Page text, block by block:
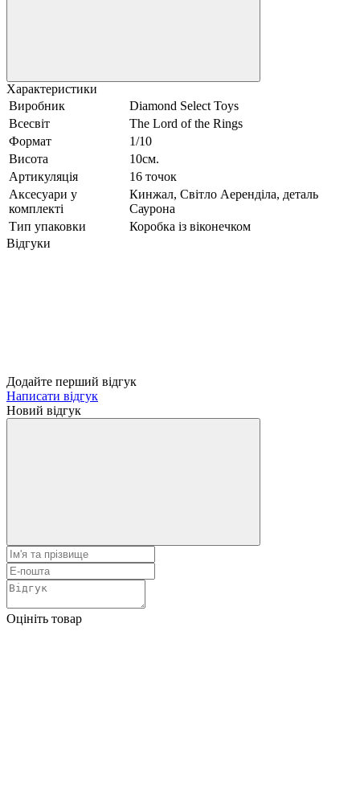
Характеристики
Виробник
Diamond Select Toys
Всесвіт
The Lord of the Rings
Формат
1/10
Висота
10см.
Артикуляція
16 точок
Аксесуари у
комплекті
Кинжал, Світло Аеренділа, деталь
Саурона
Тип упаковки
Коробка із віконечком
Відгуки
Додайте перший відгук
Написати відгук
Новий відгук
Оцініть товар